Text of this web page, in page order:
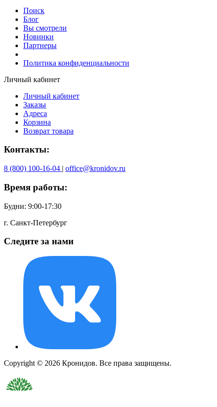
Поиск
Блог
Вы смотрели
Новинки
Партнеры
Политика конфиденциальности
Личный кабинет
Личный кабинет
Заказы
Адреса
Корзина
Возврат товара
Контакты:
8 (800) 100-16-04 | office@kronidov.ru
Время работы:
Будни: 9:00-17:30
г. Санкт-Петербург
Следите за нами
Copyright © 2026 Кронидов. Все права защищены.